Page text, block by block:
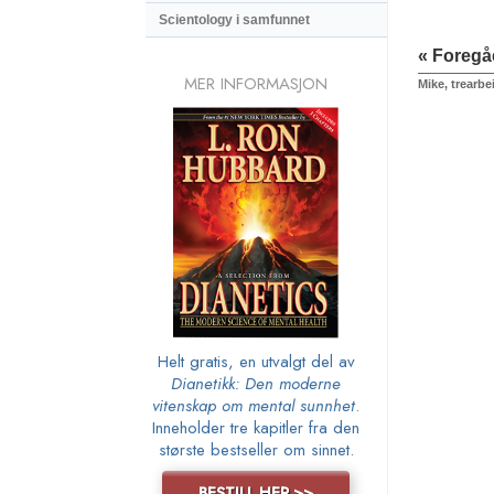
«
Mike,
Scientology i samfunnet
MER INFORMASJON
Helt gratis, en utvalgt del av
Dianetikk: Den moderne
vitenskap om mental sunnhet.
Inneholder tre kapitler fra den
største bestseller om sinnet.